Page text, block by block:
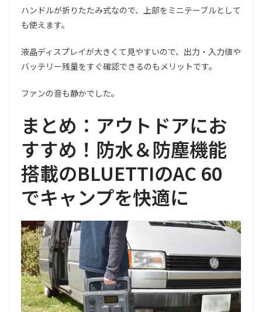
ハンドルが折りたたみ式なので、上部をミニテーブルとして
も使えます。
液晶ディスプレイが大きくて見やすいので、出力・入力値や
バッテリー残量をすぐ確認できるのもメリットです。
ファンの音も静かでした。
まとめ：アウトドアにお
すすめ！防水＆防塵機能
搭載のBLUETTIのAC 60
でキャンプを快適に